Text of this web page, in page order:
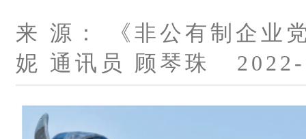
来 源： 《非公有制企业
妮 通讯员 顾琴珠